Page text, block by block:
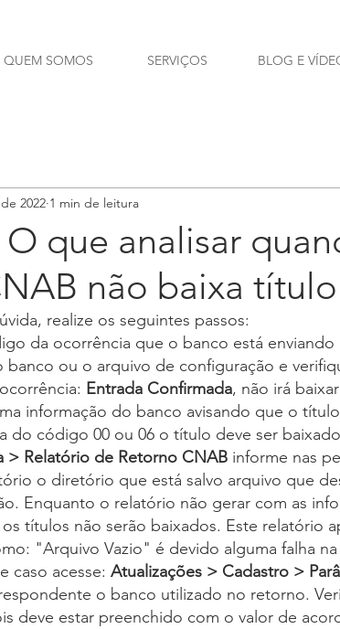
QUEM SOMOS SERVIÇOS BLOG E
O que analisar
não baixa título
2022 1 min de leitura
realize os seguintes passos:
da ocorrência que o banco está enviando
banco ou o arquivo de configuração e
Entrada Confirmada, não irá
informação do banco avisando que o
do código 00 ou 06 o título deve ser
> Relatório de Retorno CNAB informe nas
o diretório que está salvo arquivo que
Enquanto o relatório não gerar com as
títulos não serão baixados. Este relatório
"Arquivo Vazio" é devido alguma falha
caso acesse: Atualizações > Cadastro >
o banco utilizado no retorno.
deve estar preenchido com o valor de